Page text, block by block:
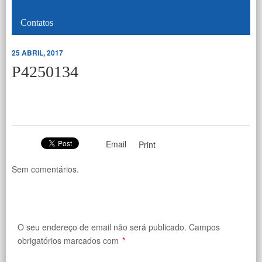
Contatos
25 ABRIL, 2017
P4250134
Email Print
Sem comentários.
O seu endereço de email não será publicado. Campos
obrigatórios marcados com *